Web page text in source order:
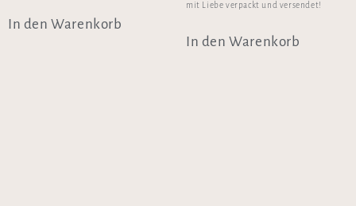
In den Warenkorb
mit Liebe verpackt und versendet!
In den Warenkorb